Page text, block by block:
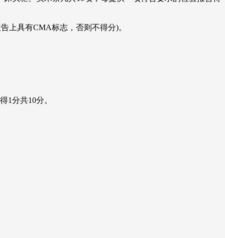
上具有CMA标志，否则不得分)。
1分共10分。